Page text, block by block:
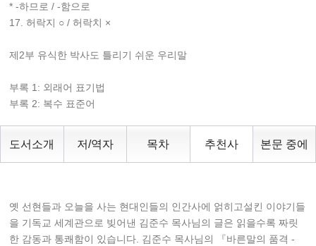
* -하므로 / -함으로
17. 허락지 ○ / 허락치 ×
제2부 유식한 박사도 틀리기 쉬운 우리말
부록 1: 외래어 표기법
부록 2: 복수 표준어
도서소개 저/역자 목차 추천사 본문 중에
옛 선현들과 오늘을 사는 현대인들의 인간사에 얽히고설킨 이야기들
을 기독교 세계관으로 빚어낸 김준수 목사님의 글은 읽을수록 짜릿
한 감동과 통쾌함이 있습니다. 김준수 목사님의 『바른말의 품격 -